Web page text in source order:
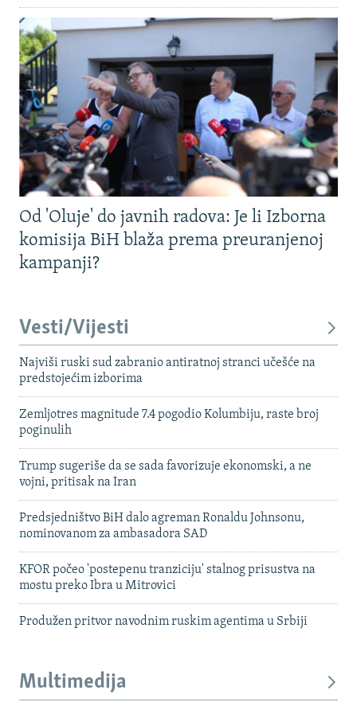
Od 'Oluje' do javnih radova: Je li Izborna
komisija BiH blaža prema preuranjenoj
kampanji?
Vesti/Vijesti
Najviši ruski sud zabranio antiratnoj stranci učešće na
predstojećim izborima
Zemljotres magnitude 7.4 pogodio Kolumbiju, raste broj
poginulih
Trump sugeriše da se sada favorizuje ekonomski, a ne
vojni, pritisak na Iran
Predsjedništvo BiH dalo agreman Ronaldu Johnsonu,
nominovanom za ambasadora SAD
KFOR počeo 'postepenu tranziciju' stalnog prisustva na
mostu preko Ibra u Mitrovici
Produžen pritvor navodnim ruskim agentima u Srbiji
Multimedija